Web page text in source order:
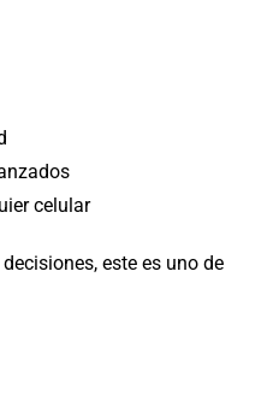
celular
este es uno de